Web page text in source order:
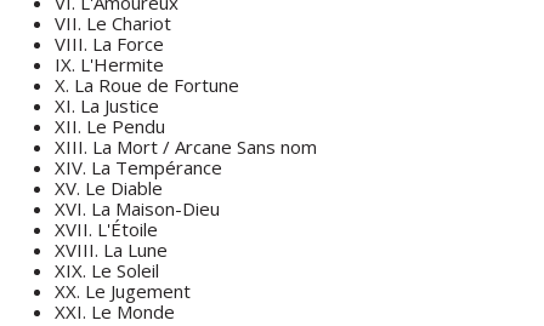
VII. Le Chariot
VIII. La Force
IX. L'Hermite
X. La Roue de Fortune
XI. La Justice
XII. Le Pendu
XIII. La Mort / Arcane Sans nom
XIV. La Tempérance
XV. Le Diable
XVI. La Maison-Dieu
XVII. L'Étoile
XVIII. La Lune
XIX. Le Soleil
XX. Le Jugement
XXI. Le Monde